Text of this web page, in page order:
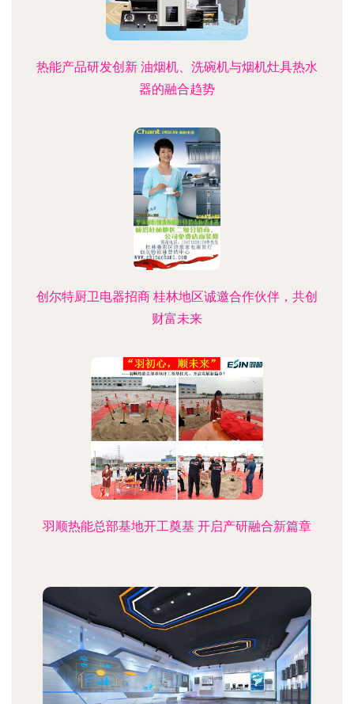
热能产品研发创新 油烟机、洗碗机与烟机灶具热水
器的融合趋势
创尔特厨卫电器招商 桂林地区诚邀合作伙伴，共创
财富未来
羽顺热能总部基地开工奠基 开启产研融合新篇章